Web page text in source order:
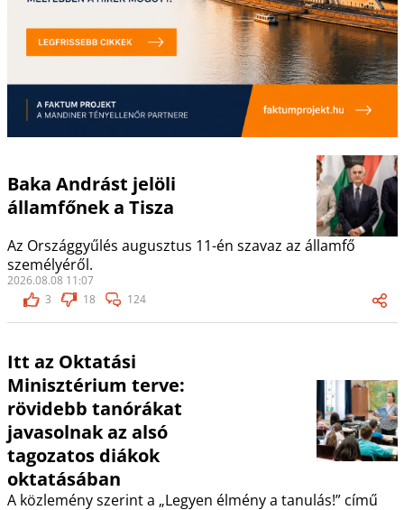
Baka Andrást jelöli
államfőnek a Tisza
Az Országgyűlés augusztus 11-én szavaz az államfő
személyéről.
2026.08.08 11:07
3
18 124
Itt az Oktatási
Minisztérium terve:
rövidebb tanórákat
javasolnak az alsó
tagozatos diákok
oktatásában
A közlemény szerint a „Legyen élmény a tanulás!” című